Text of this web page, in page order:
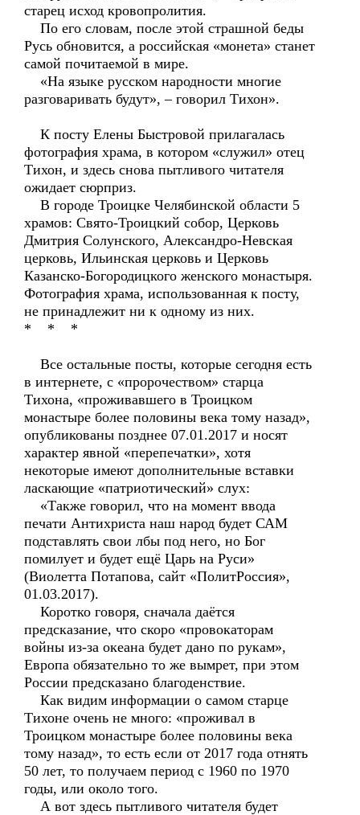
старец исход кровопролития.
По его словам, после этой страшной беды
Русь обновится, а российская «монета» станет
самой почитаемой в мире.
«На языке русском народности многие
разговаривать будут», – говорил Тихон».
К посту Елены Быстровой прилагалась
фотография храма, в котором «служил» отец
Тихон, и здесь снова пытливого читателя
ожидает сюрприз.
В городе Троицке Челябинской области 5
храмов: Свято-Троицкий собор, Церковь
Дмитрия Солунского, Александро-Невская
церковь, Ильинская церковь и Церковь
Казанско-Богородицкого женского монастыря.
Фотография храма, использованная к посту,
не принадлежит ни к одному из них.
* * *
Все остальные посты, которые сегодня есть
в интернете, с «пророчеством» старца
Тихона, «проживавшего в Троицком
монастыре более половины века тому назад»,
опубликованы позднее 07.01.2017 и носят
характер явной «перепечатки», хотя
некоторые имеют дополнительные вставки
ласкающие «патриотический» слух:
«Также говорил, что на момент ввода
печати Антихриста наш народ будет САМ
подставлять свои лбы под него, но Бог
помилует и будет ещё Царь на Руси»
(Виолетта Потапова, сайт «ПолитРоссия»,
01.03.2017).
Коротко говоря, сначала даётся
предсказание, что скоро «провокаторам
войны из-за океана будет дано по рукам»,
Европа обязательно то же вымрет, при этом
России предсказано благоденствие.
Как видим информации о самом старце
Тихоне очень не много: «проживал в
Троицком монастыре более половины века
тому назад», то есть если от 2017 года отнять
50 лет, то получаем период с 1960 по 1970
годы, или около того.
А вот здесь пытливого читателя будет